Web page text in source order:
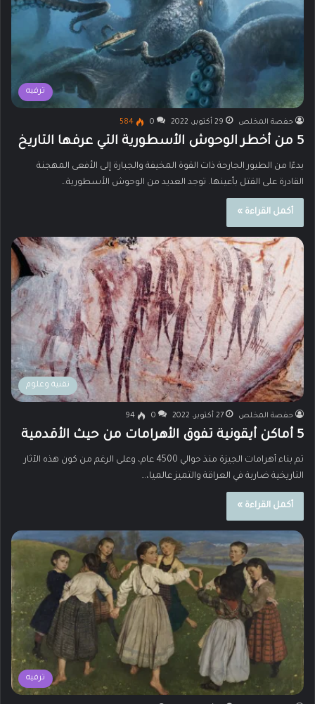
ترفيه
حفصة المخلص 29 أكتوبر، 2022 0
584
5 من أخطر الوحوش الأسطورية التي عرفها التاريخ
بدءًا من الطيور الجارحة ذات القوة المخيفة والجبارة إلى الأفعى المهجنة
القادرة على القتل بأعينها. توجد العديد من الوحوش الأسطورية…
أكمل القراءة »
تقنية وعلوم
حفصة المخلص 27 أكتوبر، 2022 0
94
5 أماكن أيقونية تفوق الأهرامات من حيث الأقدمية
تم بناء أهرامات الجيزة منذ حوالي 4500 عام، وعلى الرغم من كون هذه الآثار
التاريخية ضاربة في العراقة والتميز عالميا،…
أكمل القراءة »
ترفيه